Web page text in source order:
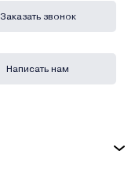
Заказать звонок
Написать нам